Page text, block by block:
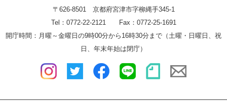
〒626-8501 京都府宮津市字柳縄手345-1
Tel：0772-22-2121 Fax：0772-25-1691
開庁時間：月曜～金曜日の9時00分から16時30分まで（土曜・日曜日、祝
日、年末年始は閉庁）